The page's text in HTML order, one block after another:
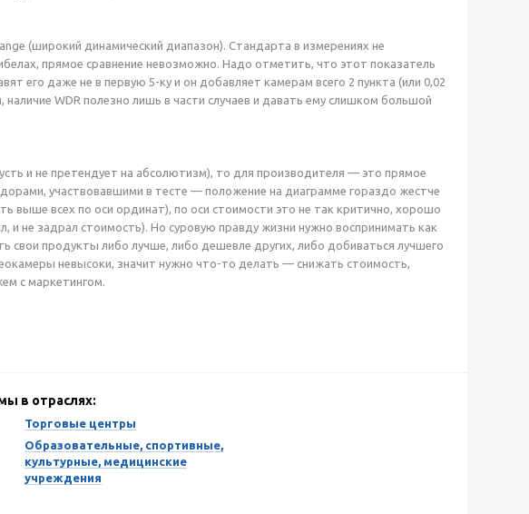
(широкий динамический диапазон). Стандарта в измерениях не
прямое сравнение невозможно. Надо отметить, что этот показатель
его даже не в первую 5-ку и он добавляет камерам всего 2 пункта (или 0,02
WDR полезно лишь в части случаев и давать ему слишком большой
и не претендует на абсолютизм), то для производителя — это прямое
участвовавшими в тесте — положение на диаграмме гораздо жестче
выше всех по оси ординат), по оси стоимости это не так критично, хорошо
не задрал стоимость). Но суровую правду жизни нужно воспринимать как
свои продукты либо лучше, либо дешевле других, либо добиваться лучшего
невысоки, значит нужно что-то делать — снижать стоимость,
с маркетингом.
в отраслях:
Торговые центры
Образовательные, спортивные,
культурные, медицинские
учреждения